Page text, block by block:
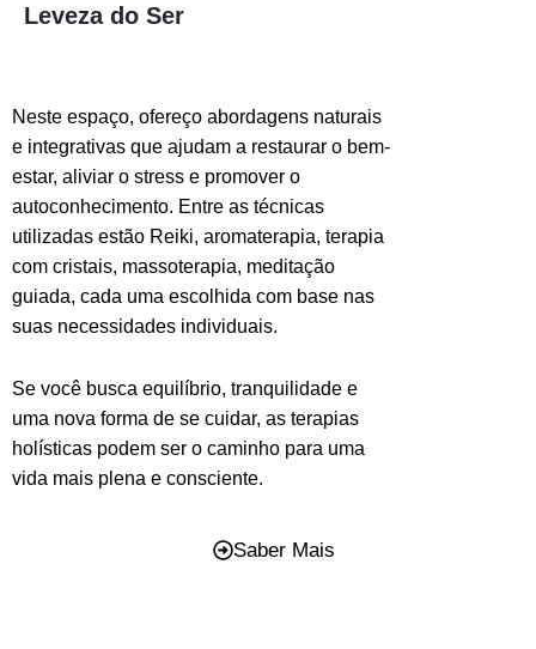
Leveza do Ser
Neste espaço, ofereço abordagens naturais
e integrativas que ajudam a restaurar o bem-
estar, aliviar o stress e promover o
autoconhecimento. Entre as técnicas
utilizadas estão Reiki, aromaterapia, terapia
com cristais, massoterapia, meditação
guiada, cada uma escolhida com base nas
suas necessidades individuais.
Se você busca equilíbrio, tranquilidade e
uma nova forma de se cuidar, as terapias
holísticas podem ser o caminho para uma
vida mais plena e consciente.
Saber Mais